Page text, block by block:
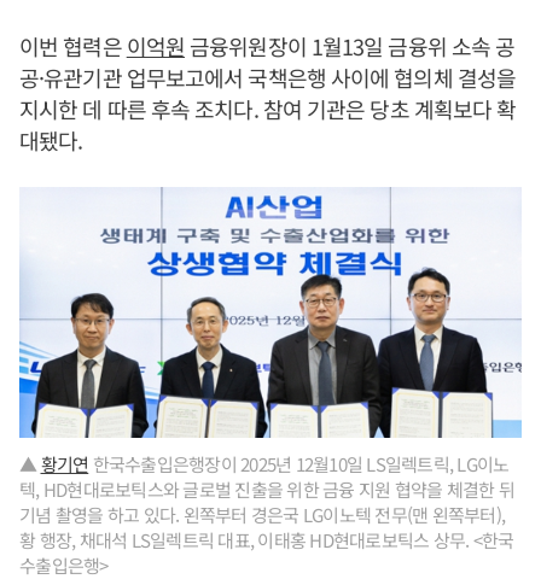
이번 협력은이억원 금융위원장이 1월13일 금융위 소속 공
공·유관기관 업무보고에서 국책은행 사이에 협의체 결성을
지시한 데 따른 후속 조치다. 참여 기관은 당초 계획보다 확
대됐다.
▲황기연 한국수출입은행장이 2025년 12월10일 LS일렉트릭, LG이노
텍, HD현대로보틱스와 글로벌 진출을 위한 금융 지원 협약을 체결한 뒤
기념 촬영을 하고 있다. 왼쪽부터 경은국 LG이노텍 전무(맨 왼쪽부터),
황 행장, 채대석 LS일렉트릭 대표, 이태홍 HD현대로보틱스 상무. <한국
수출입은행>